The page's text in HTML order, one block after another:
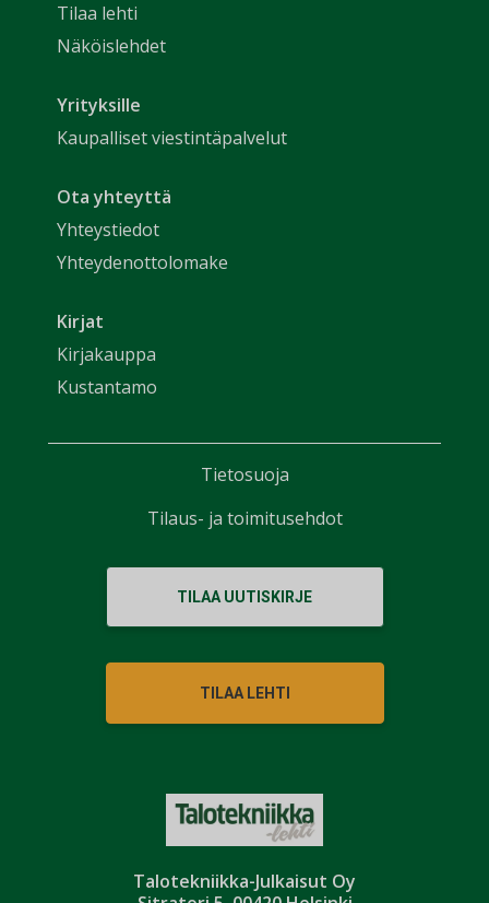
Talotekniikka-Julkaisut Oy
Tilaa lehti
Näköislehdet
Yrityksille
Kaupalliset viestintäpalvelut
Ota yhteyttä
Yhteystiedot
Yhteydenottolomake
Kirjat
Kirjakauppa
Kustantamo
TILAA UUTISKIRJE
TILAA LEHTI
Tietosuoja
Tilaus- ja toimitusehdot